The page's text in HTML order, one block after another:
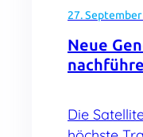
27.
Neue
Die